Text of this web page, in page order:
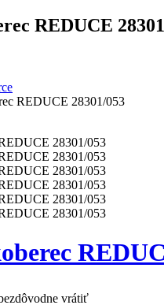
REDUCE
REDUCE 28301/053
vrátiť